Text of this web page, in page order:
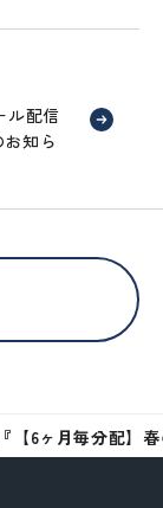
ル配信
知ら
【6ヶ月毎分配】